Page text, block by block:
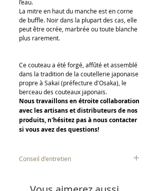
l’eau.
La mitre en haut du manche est en corne
de buffle. Noir dans la plupart des cas, elle
peut être ocrée, marbrée ou toute blanche
plus rarement.
Ce couteau a été forgé, affûté et assemblé
dans la tradition de la coutellerie japonaise
propre à Sakaï (préfecture d'Osaka), le
berceau des couteaux japonais.
Nous travaillons en étroite collaboration
avec les artisans et distributeurs de nos
produits, n'hésitez pas à nous contacter
si vous avez des questions!
Conseil d'entretien
sensible aux oxydants comme l’eau ou les